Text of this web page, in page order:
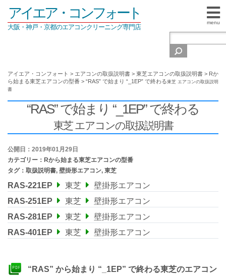
menu
アイエア・コンフォート
大阪・神戸・京都のエアコンクリーニング専門店
アイエア・コンフォート > エアコンの取扱説明書 > 東芝エアコンの取扱説明書 > Rか
ら始まる東芝エアコンの型番 > “RAS” で始まり “_1EP” で終わる東芝 エアコンの取扱説明
書
“RAS” で始まり “_1EP” で終わる
東芝 エアコンの取扱説明書
公開日：2019年01月29日
カテゴリー： Rから始まる東芝エアコンの型番
タグ： 取扱説明書, 壁掛形エアコン, 東芝
RAS-221EP 東芝
壁掛形エアコン
RAS-251EP
東芝
壁掛形エアコン
RAS-281EP
東芝
壁掛形エアコン
RAS-401EP
東芝 壁掛形エアコン
“RAS” から始まり “_1EP” で終わる東芝のエアコン